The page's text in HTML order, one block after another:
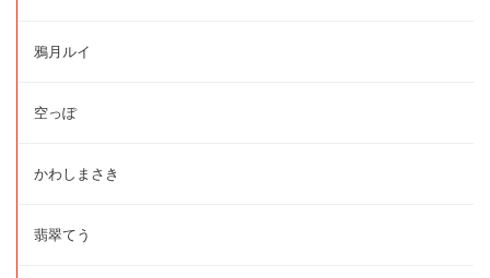
鴉月ルイ
空っぽ
かわしまさき
翡翠てう